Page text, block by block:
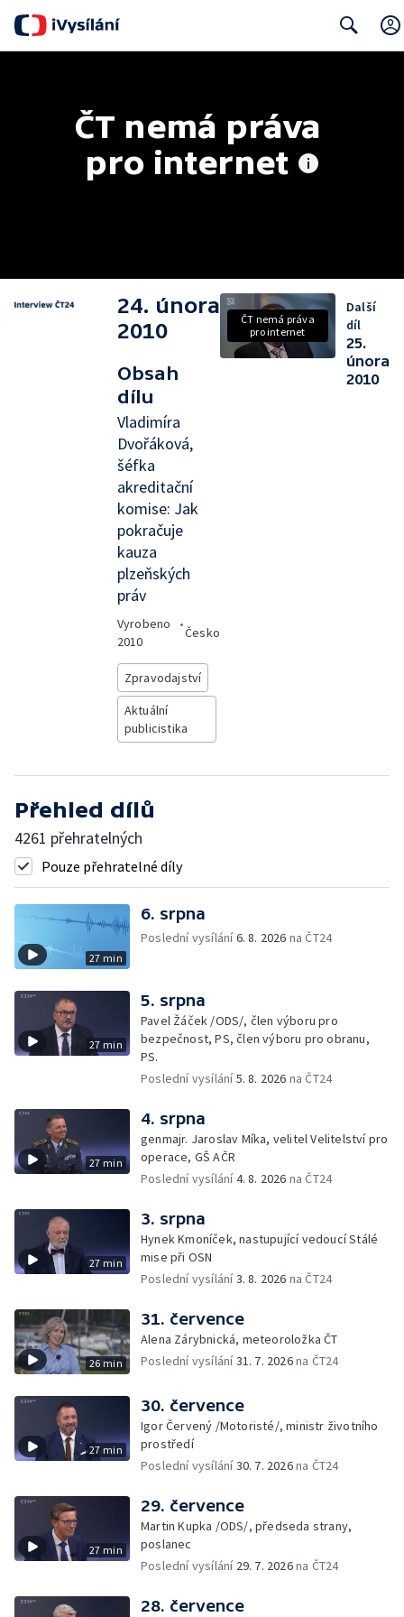
ČT nemá práva
pro internet
24. února
2010
Obsah
dílu
Vladimíra
Dvořáková,
šéfka
akreditační
komise: Jak
pokračuje
kauza
plzeňských
práv
Vyrobeno
2010
•
Česko
Zpravodajství
Aktuální
publicistika
ČT nemá práva
pro internet
Další
díl
25.
února
2010
Přehled dílů
4261 přehratelných
Pouze přehratelné díly
27 min
6. srpna
Poslední vysílání6. 8. 2026 na ČT24
27 min
5. srpna
Pavel Žáček /ODS/, člen výboru pro
bezpečnost, PS, člen výboru pro obranu,
PS.
Poslední vysílání5. 8. 2026 na ČT24
27 min
4. srpna
genmajr. Jaroslav Míka, velitel Velitelství pro
operace, GŠ AČR
Poslední vysílání4. 8. 2026 na ČT24
27 min
3. srpna
Hynek Kmoníček, nastupující vedoucí Stálé
mise při OSN
Poslední vysílání3. 8. 2026 na ČT24
26 min
31. července
Alena Zárybnická, meteoroložka ČT
Poslední vysílání31. 7. 2026na ČT24
27 min
30. července
Igor Červený /Motoristé/, ministr životního
prostředí
Poslední vysílání30. 7. 2026na ČT24
27 min
29. července
Martin Kupka /ODS/, předseda strany,
poslanec
Poslední vysílání 29. 7. 2026na ČT24
28. července